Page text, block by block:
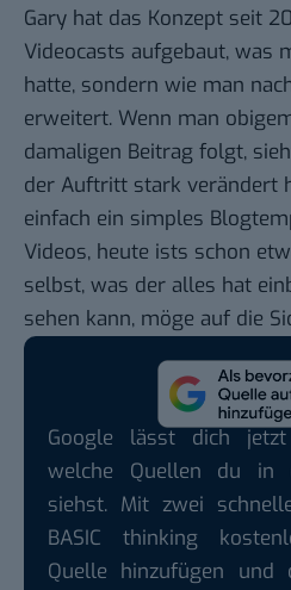
Gary hat das Konzept seit
Videocasts aufgebaut, was
hatte, sondern wie man
erweitert. Wenn man
damaligen Beitrag folgt,
der Auftritt stark verändert
einfach ein simples
Videos, heute ists schon
selbst, was der alles hat
sehen kann, möge auf die
Google lässt dich
welche Quellen du in
siehst. Mit zwei
BASIC thinking
Quelle hinzufügen und